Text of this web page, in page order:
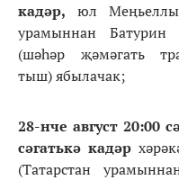
кадәр, юл
урамыннан Батурин
(шәһәр җәмәгать
тыш) ябылачак;
28-нче август 20:00
сәгатькә кадәр
(Татарстан